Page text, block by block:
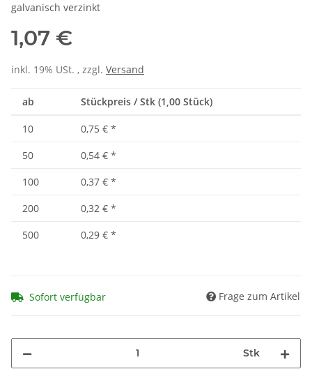
galvanisch verzinkt
1,07 €
inkl. 19% USt. , zzgl. Versand
ab Stückpreis / Stk (1,00 Stück)
10 0,75 € *
50
0,54 € *
100
0,37 € *
200
0,32 € *
500
0,29 € *
Sofort verfügbar Frage zum Artikel
Stk